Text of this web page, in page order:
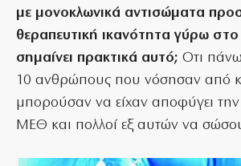
με μονοκλωνικά αντισώματα
θεραπευτική ικανότητα γύρω
σημαίνει πρακτικά αυτό; Οτι
10 ανθρώπους που νόσησαν από
μπορούσαν να είχαν αποφύγει την
ΜΕΘ και πολλοί εξ αυτών να